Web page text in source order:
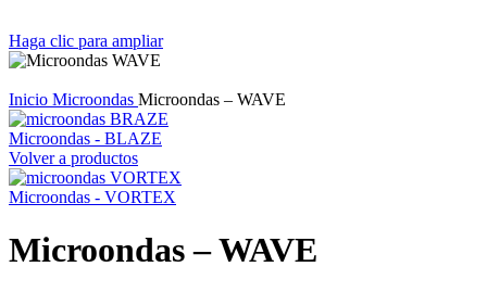
Haga clic para ampliar
Inicio Microondas Microondas – WAVE
Microondas - BLAZE
Volver a productos
Microondas - VORTEX
Microondas – WAVE